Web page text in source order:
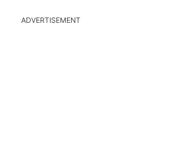
ADVERTISEMENT